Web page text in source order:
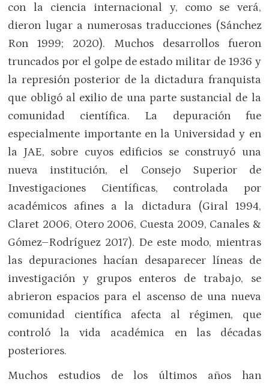
con la ciencia internacional y, como se verá,
dieron lugar a numerosas traducciones (Sánchez
Ron 1999; 2020). Muchos desarrollos fueron
truncados por el golpe de estado militar de 1936 y
la represión posterior de la dictadura franquista
que obligó al exilio de una parte sustancial de la
comunidad científica. La depuración fue
especialmente importante en la Universidad y en
la JAE, sobre cuyos edificios se construyó una
nueva institución, el Consejo Superior de
Investigaciones Científicas, controlada por
académicos afines a la dictadura (Giral 1994,
Claret 2006, Otero 2006, Cuesta 2009, Canales &
Gómez–Rodríguez 2017). De este modo, mientras
las depuraciones hacían desaparecer líneas de
investigación y grupos enteros de trabajo, se
abrieron espacios para el ascenso de una nueva
comunidad científica afecta al régimen, que
controló la vida académica en las décadas
posteriores.
Muchos estudios de los últimos años han